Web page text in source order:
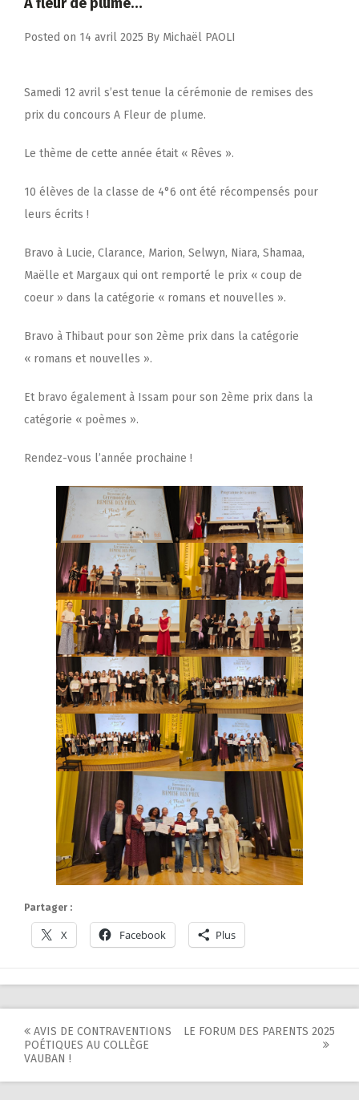
Posted on 14 avril 2025 By Michaël PAOLI
Samedi 12 avril s’est tenue la cérémonie de remises des
prix du concours A Fleur de plume.
Le thème de cette année était « Rêves ».
10 élèves de la classe de 4°6 ont été récompensés pour
leurs écrits !
Bravo à Lucie, Clarance, Marion, Selwyn, Niara, Shamaa,
Maëlle et Margaux qui ont remporté le prix « coup de
coeur » dans la catégorie « romans et nouvelles ».
Bravo à Thibaut pour son 2ème prix dans la catégorie
« romans et nouvelles ».
Et bravo également à Issam pour son 2ème prix dans la
catégorie « poèmes ».
Rendez-vous l’année prochaine !
Partager :
X Facebook Plus
Post
navigation
AVIS DE CONTRAVENTIONS
POÉTIQUES AU COLLÈGE
VAUBAN !
LE FORUM DES PARENTS 2025